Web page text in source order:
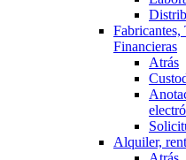
Fabricantes,
Financieras
Atrás
Alquiler,